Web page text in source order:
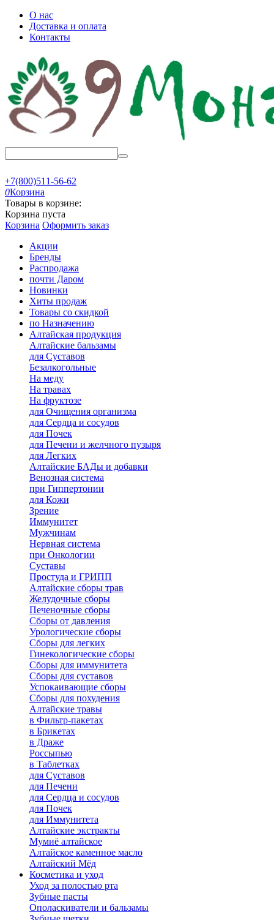
О нас
Доставка и оплата
Контакты
+7(800)511-56-62
0Корзина
Товары в корзине:
Корзина пуста
Корзина Оформить заказ
Акции
Бренды
Распродажа
почти Даром
Новинки
Хиты продаж
Товары со скидкой
по Назначению
Алтайская продукция
Алтайские бальзамы
для Суставов
Безалкогольные
На меду
На травах
На фруктозе
для Очищения организма
для Сердца и сосудов
для Почек
для Печени и желчного пузыря
для Легких
Алтайские БАДы и добавки
Венозная система
при Гиппертонии
для Кожи
Зрение
Иммунитет
Мужчинам
Нервная система
при Онкологии
Суставы
Простуда и ГРИПП
Алтайские сборы трав
Желудочные сборы
Печеночные сборы
Сборы от давления
Урологические сборы
Сборы для легких
Гинекологические сборы
Сборы для иммунитета
Сборы для суставов
Успокаивающие сборы
Сборы для похудения
Алтайские травы
в Фильтр-пакетах
в Брикетах
в Драже
Россыпью
в Таблетках
для Cуставов
для Печени
для Сердца и сосудов
для Почек
для Иммунитета
Алтайские экстракты
Мумиё алтайское
Алтайское каменное масло
Алтайский Мёд
Косметика и уход
Уход за полостью рта
Зубные пасты
Ополаскиватели и бальзамы